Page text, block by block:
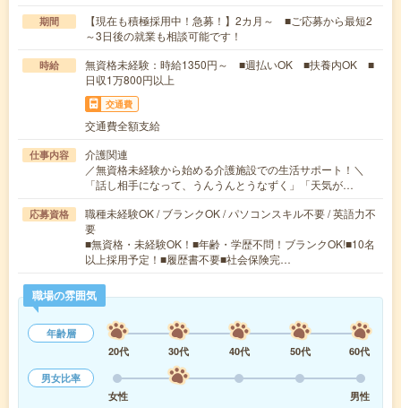
期間
【現在も積極採用中！急募！】2カ月～ ■ご応募から最短2
～3日後の就業も相談可能です！
時給
無資格未経験：時給1350円～ ■週払いOK ■扶養内OK ■
日収1万800円以上
交通費
交通費全額支給
仕事内容
介護関連
／無資格未経験から始める介護施設での生活サポート！＼
「話し相手になって、うんうんとうなずく」「天気が…
応募資格
職種未経験OK / ブランクOK / パソコンスキル不要 / 英語力不
要
■無資格・未経験OK！■年齢・学歴不問！ブランクOK!■10名
以上採用予定！■履歴書不要■社会保険完…
職場の雰囲気
年齢層
20代
30代 40代 50代
60代
男女比率
女性
男性